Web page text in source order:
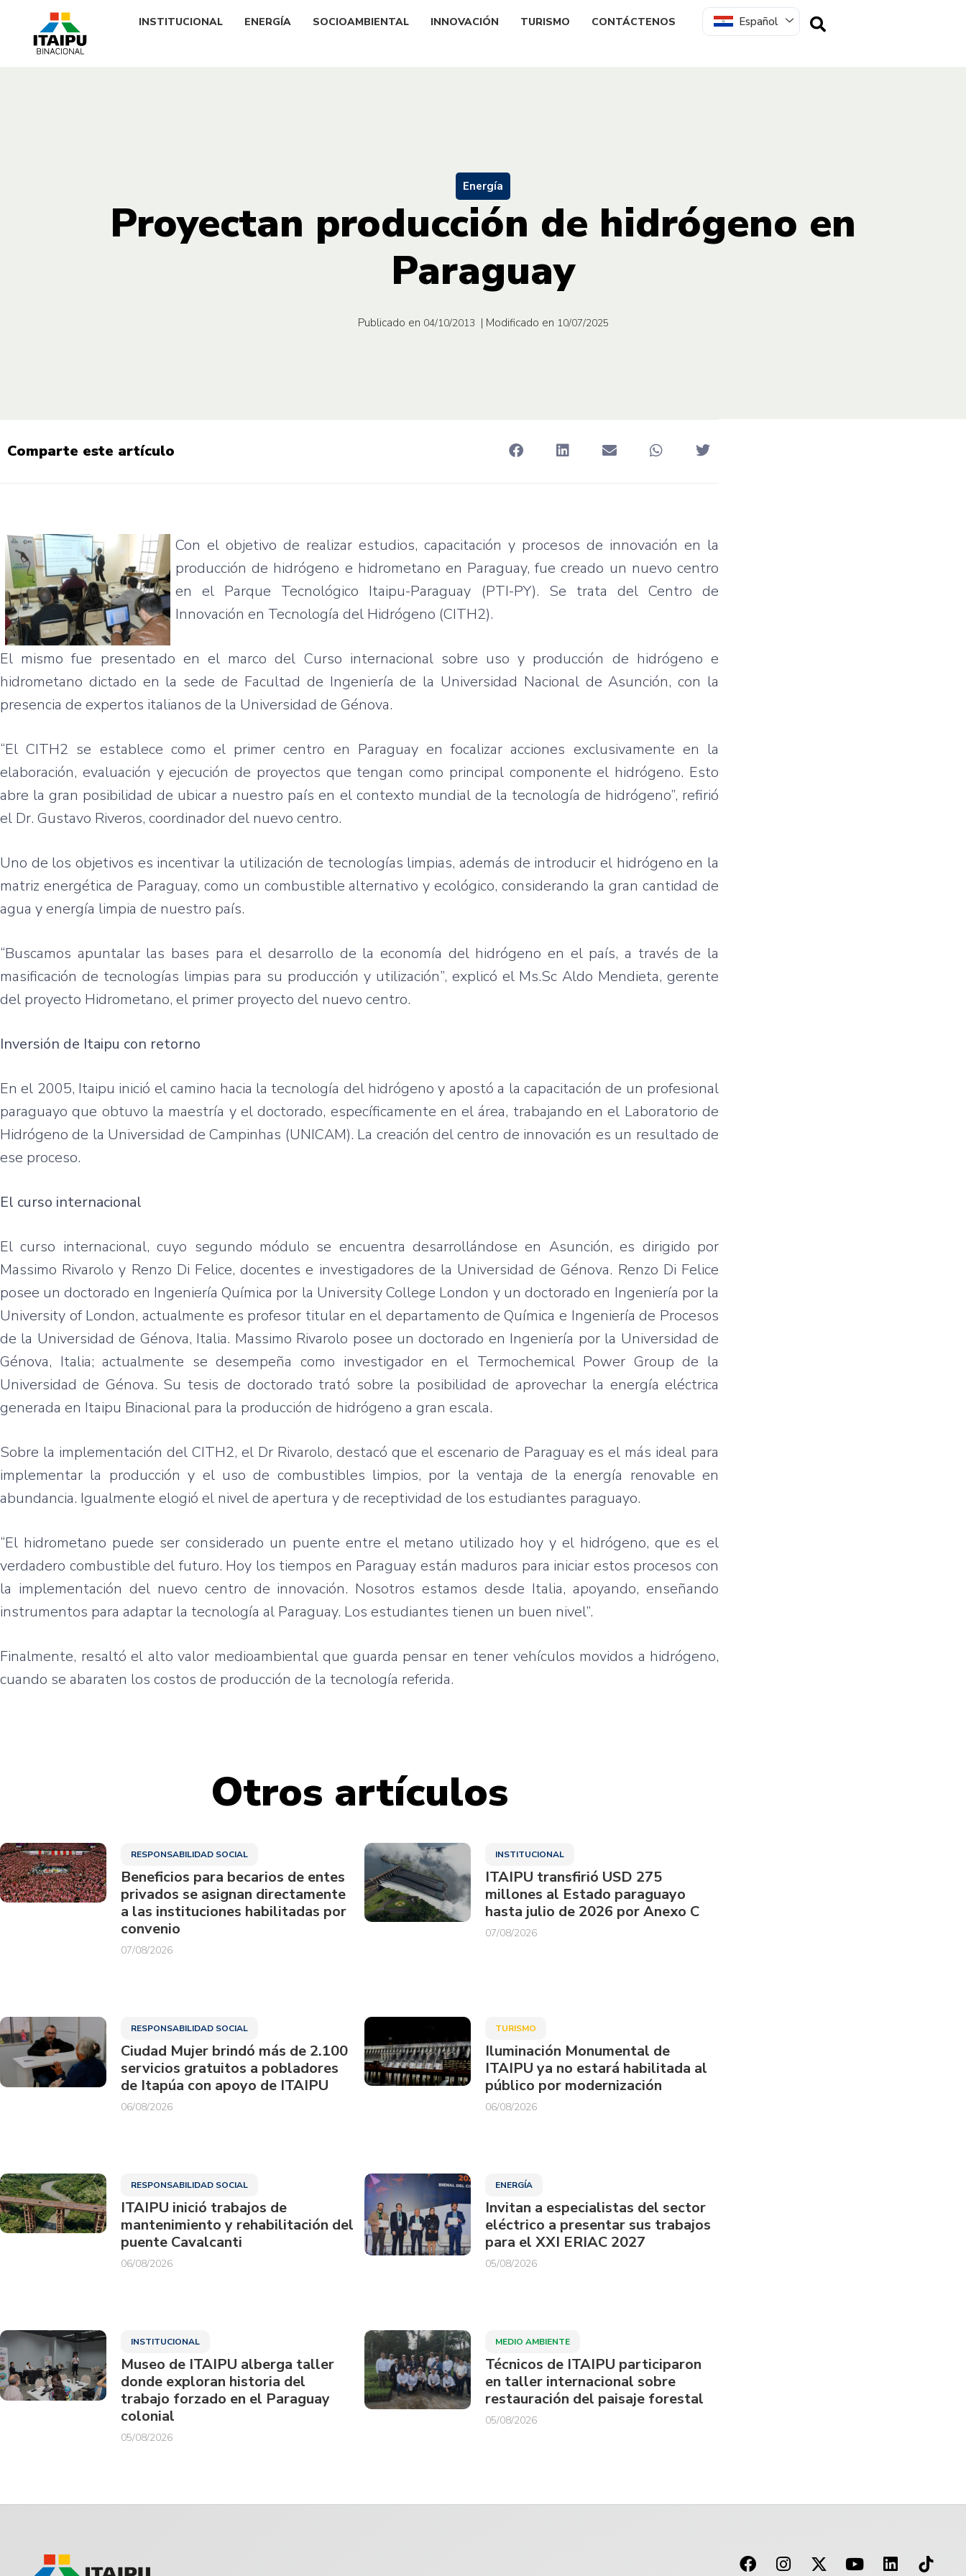
INSTITUCIONAL ENERGÍA SOCIOAMBIENTAL INNOVACIÓN TURISMO CONTÁCTENOS Español
Energía
Proyectan producción de hidrógeno en
Paraguay
Publicado en 04/10/2013 | Modificado en 10/07/2025
Comparte este artículo
Con el objetivo de realizar estudios, capacitación y procesos de innovación en la
producción de hidrógeno e hidrometano en Paraguay, fue creado un nuevo centro
en el Parque Tecnológico Itaipu-Paraguay (PTI-PY). Se trata del Centro de
Innovación en Tecnología del Hidrógeno (CITH2).
El mismo fue presentado en el marco del Curso internacional sobre uso y producción de hidrógeno e
hidrometano dictado en la sede de Facultad de Ingeniería de la Universidad Nacional de Asunción, con la
presencia de expertos italianos de la Universidad de Génova.
“El CITH2 se establece como el primer centro en Paraguay en focalizar acciones exclusivamente en la
elaboración, evaluación y ejecución de proyectos que tengan como principal componente el hidrógeno. Esto
abre la gran posibilidad de ubicar a nuestro país en el contexto mundial de la tecnología de hidrógeno”, refirió
el Dr. Gustavo Riveros, coordinador del nuevo centro.
Uno de los objetivos es incentivar la utilización de tecnologías limpias, además de introducir el hidrógeno en la
matriz energética de Paraguay, como un combustible alternativo y ecológico, considerando la gran cantidad de
agua y energía limpia de nuestro país.
“Buscamos apuntalar las bases para el desarrollo de la economía del hidrógeno en el país, a través de la
masificación de tecnologías limpias para su producción y utilización”, explicó el Ms.Sc Aldo Mendieta, gerente
del proyecto Hidrometano, el primer proyecto del nuevo centro.
Inversión de Itaipu con retorno
En el 2005, Itaipu inició el camino hacia la tecnología del hidrógeno y apostó a la capacitación de un profesional
paraguayo que obtuvo la maestría y el doctorado, específicamente en el área, trabajando en el Laboratorio de
Hidrógeno de la Universidad de Campinhas (UNICAM). La creación del centro de innovación es un resultado de
ese proceso.
El curso internacional
El curso internacional, cuyo segundo módulo se encuentra desarrollándose en Asunción, es dirigido por
Massimo Rivarolo y Renzo Di Felice, docentes e investigadores de la Universidad de Génova. Renzo Di Felice
posee un doctorado en Ingeniería Química por la University College London y un doctorado en Ingeniería por la
University of London, actualmente es profesor titular en el departamento de Química e Ingeniería de Procesos
de la Universidad de Génova, Italia. Massimo Rivarolo posee un doctorado en Ingeniería por la Universidad de
Génova, Italia; actualmente se desempeña como investigador en el Termochemical Power Group de la
Universidad de Génova. Su tesis de doctorado trató sobre la posibilidad de aprovechar la energía eléctrica
generada en Itaipu Binacional para la producción de hidrógeno a gran escala.
Sobre la implementación del CITH2, el Dr Rivarolo, destacó que el escenario de Paraguay es el más ideal para
implementar la producción y el uso de combustibles limpios, por la ventaja de la energía renovable en
abundancia. Igualmente elogió el nivel de apertura y de receptividad de los estudiantes paraguayo.
“El hidrometano puede ser considerado un puente entre el metano utilizado hoy y el hidrógeno, que es el
verdadero combustible del futuro. Hoy los tiempos en Paraguay están maduros para iniciar estos procesos con
la implementación del nuevo centro de innovación. Nosotros estamos desde Italia, apoyando, enseñando
instrumentos para adaptar la tecnología al Paraguay. Los estudiantes tienen un buen nivel”.
Finalmente, resaltó el alto valor medioambiental que guarda pensar en tener vehículos movidos a hidrógeno,
cuando se abaraten los costos de producción de la tecnología referida.
Otros artículos
RESPONSABILIDAD SOCIAL
Beneficios para becarios de entes
privados se asignan directamente
a las instituciones habilitadas por
convenio
07/08/2026
INSTITUCIONAL
ITAIPU transfirió USD 275
millones al Estado paraguayo
hasta julio de 2026 por Anexo C
07/08/2026
RESPONSABILIDAD SOCIAL
Ciudad Mujer brindó más de 2.100
servicios gratuitos a pobladores
de Itapúa con apoyo de ITAIPU
06/08/2026
TURISMO
Iluminación Monumental de
ITAIPU ya no estará habilitada al
público por modernización
06/08/2026
RESPONSABILIDAD SOCIAL
ITAIPU inició trabajos de
mantenimiento y rehabilitación del
puente Cavalcanti
06/08/2026
ENERGÍA
Invitan a especialistas del sector
eléctrico a presentar sus trabajos
para el XXI ERIAC 2027
05/08/2026
INSTITUCIONAL
Museo de ITAIPU alberga taller
donde exploran historia del
trabajo forzado en el Paraguay
colonial
05/08/2026
MEDIO AMBIENTE
Técnicos de ITAIPU participaron
en taller internacional sobre
restauración del paisaje forestal
05/08/2026